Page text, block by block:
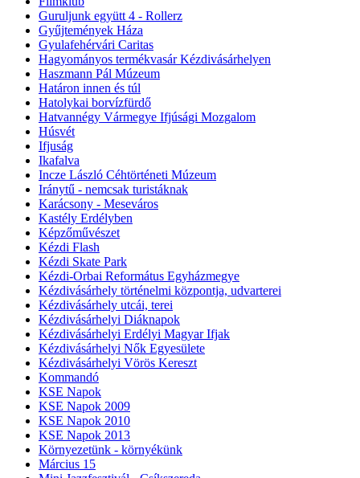
Guruljunk együtt 4 - Rollerz
Gyűjtemények Háza
Gyulafehérvári Caritas
Hagyományos termékvasár Kézdivásárhelyen
Haszmann Pál Múzeum
Határon innen és túl
Hatolykai borvízfürdő
Hatvannégy Vármegye Ifjúsági Mozgalom
Húsvét
Ifjuság
Ikafalva
Incze László Céhtörténeti Múzeum
Iránytű - nemcsak turistáknak
Karácsony - Meseváros
Kastély Erdélyben
Képzőművészet
Kézdi Flash
Kézdi Skate Park
Kézdi-Orbai Református Egyházmegye
Kézdivásárhely történelmi központja, udvarterei
Kézdivásárhely utcái, terei
Kézdivásárhelyi Diáknapok
Kézdivásárhelyi Erdélyi Magyar Ifjak
Kézdivásárhelyi Nők Egyesülete
Kézdivásárhelyi Vörös Kereszt
Kommandó
KSE Napok
KSE Napok 2009
KSE Napok 2010
KSE Napok 2013
Környezetünk - környékünk
Március 15